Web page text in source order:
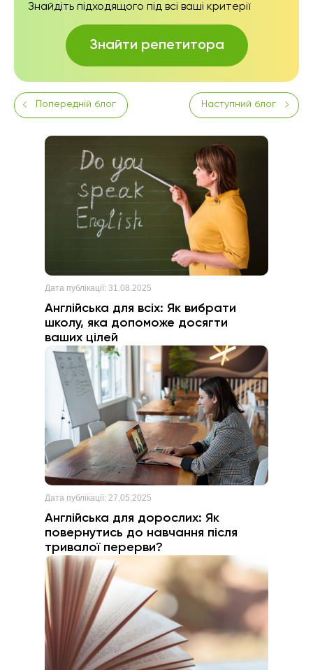
Знайдіть підходящого під всі ваші критерії
Знайти репетитора
Попередній блог Наступний блог
Дата публікації: 31.08.2025
Англійська для всіх: Як вибрати
школу, яка допоможе досягти
ваших цілей
Дата публікації: 27.05.2025
Англійська для дорослих: Як
повернутись до навчання після
тривалої перерви?